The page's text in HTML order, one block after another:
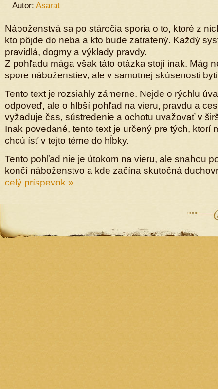
Autor: Asarat
Náboženstvá sa po stáročia sporia o to, ktoré z
kto pôjde do neba a kto bude zatratený. Každý
pravidlá, dogmy a výklady pravdy.
Z pohľadu mága však táto otázka stojí inak. Mág
spore náboženstiev, ale v samotnej skúsenosti
Tento text je rozsiahly zámerne. Nejde o rýchlu
odpoveď, ale o hlbší pohľad na vieru, pravdu a
vyžaduje čas, sústredenie a ochotu uvažovať v
Inak povedané, tento text je určený pre tých, ktorí
chcú ísť v tejto téme do hĺbky.
Tento pohľad nie je útokom na vieru, ale snahou
končí náboženstvo a kde začína skutočná
celý príspevok »